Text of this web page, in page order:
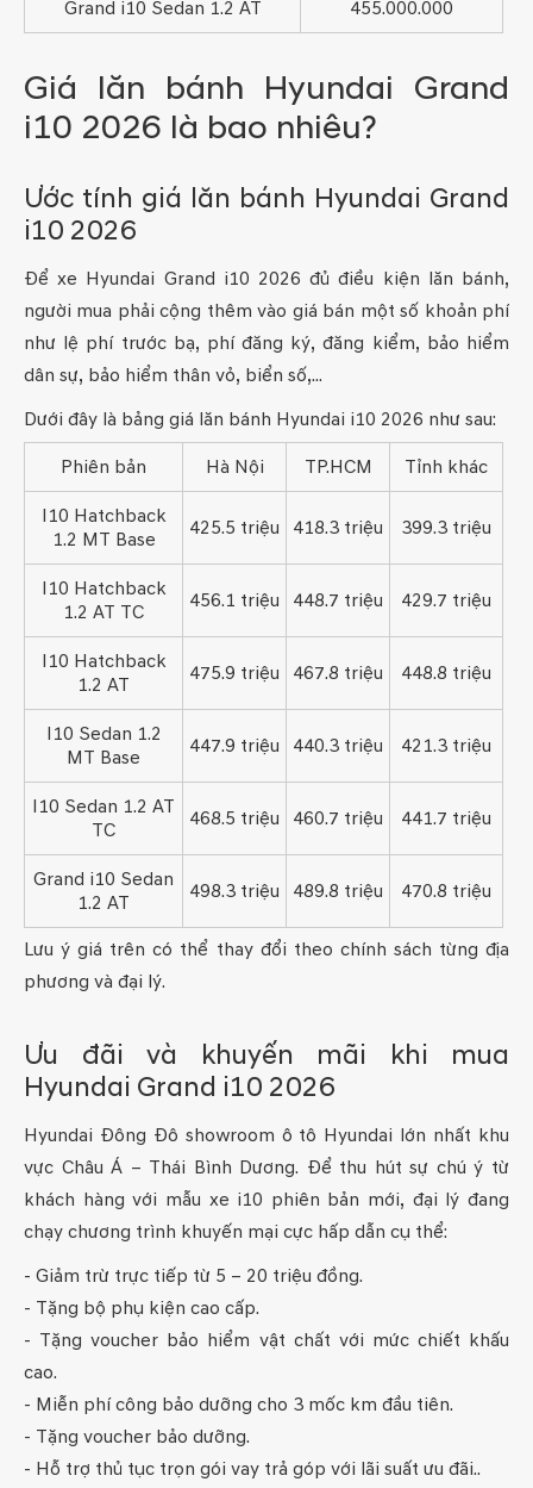
Grand i10 Sedan 1.2 AT 455.000.000
Giá lăn bánh Hyundai Grand
i10 2026 là bao nhiêu?
Ước tính giá lăn bánh Hyundai Grand
i10 2026
Để xe Hyundai Grand i10 2026 đủ điều kiện lăn bánh,
người mua phải cộng thêm vào giá bán một số khoản phí
như lệ phí trước bạ, phí đăng ký, đăng kiểm, bảo hiểm
dân sự, bảo hiểm thân vỏ, biển số,...
Dưới đây là bảng giá lăn bánh Hyundai i10 2026 như sau:
Phiên bản
Hà Nội TP.HCM Tỉnh khác
I10 Hatchback
1.2 MT Base
425.5 triệu 418.3 triệu 399.3 triệu
I10 Hatchback
1.2 AT TC
456.1 triệu 448.7 triệu 429.7 triệu
I10 Hatchback
1.2 AT
475.9 triệu 467.8 triệu 448.8 triệu
I10 Sedan 1.2
MT Base
447.9 triệu 440.3 triệu 421.3 triệu
I10 Sedan 1.2 AT
TC
468.5 triệu 460.7 triệu 441.7 triệu
Grand i10 Sedan
1.2 AT
498.3 triệu 489.8 triệu 470.8 triệu
Lưu ý giá trên có thể thay đổi theo chính sách từng địa
phương và đại lý.
Ưu đãi và khuyến mãi khi mua
Hyundai Grand i10 2026
Hyundai Đông Đô showroom ô tô Hyundai lớn nhất khu
vực Châu Á – Thái Bình Dương. Để thu hút sự chú ý từ
khách hàng với mẫu xe i10 phiên bản mới, đại lý đang
chạy chương trình khuyến mại cực hấp dẫn cụ thể:
- Giảm trừ trực tiếp từ 5 – 20 triệu đồng.
- Tặng bộ phụ kiện cao cấp.
- Tặng voucher bảo hiểm vật chất với mức chiết khấu
cao.
- Miễn phí công bảo dưỡng cho 3 mốc km đầu tiên.
- Tặng voucher bảo dưỡng.
- Hỗ trợ thủ tục trọn gói vay trả góp với lãi suất ưu đãi..